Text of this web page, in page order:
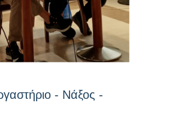
- Νάξος -